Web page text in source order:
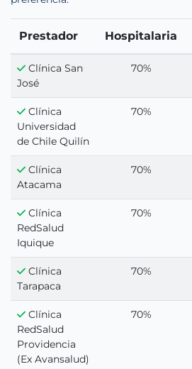
Prestador Hospitalaria
Clínica San
José
70%
Clínica
Universidad
de Chile Quilín
70%
Clínica
Atacama
70%
Clínica
RedSalud
Iquique
70%
Clínica
Tarapaca
70%
Clínica
RedSalud
Providencia
(Ex Avansalud)
70%